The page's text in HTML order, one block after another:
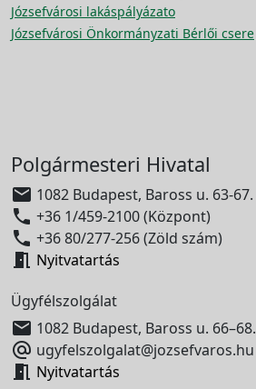
Józsefvárosi lakáspályázato
Józsefvárosi Önkormányzati Bérlői csere
Polgármesteri Hivatal
 1082 Budapest, Baross u. 63-67.
 +36 1/459-2100 (Központ)
 +36 80/277-256 (Zöld szám)
 Nyitvatartás
Ügyfélszolgálat
 1082 Budapest, Baross u. 66–68.
 ugyfelszolgalat@jozsefvaros.hu
 Nyitvatartás